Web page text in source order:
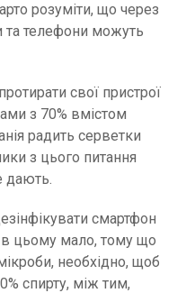
розуміти, що через
та телефони можуть
свої пристрої
з 70% вмістом
радить серветки
з цього питання
дають.
смартфон
цьому мало, тому що
необхідно, щоб
спирту, між тим,